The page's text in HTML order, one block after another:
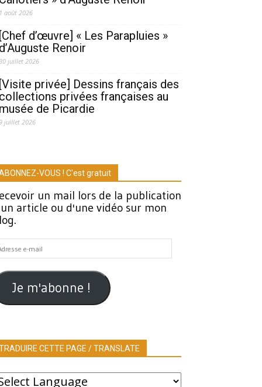
août 2026
d’œuvre] « Les Parapluies »
Renoir
juillet 2026
privée] Dessins français des
privées françaises au
de Picardie
juillet 2026
VOUS ! C'est gratuit
un mail lors de la publication
article ou d'une vidéo sur mon
Je m'abonne !
CETTE PAGE / TRANSLATE